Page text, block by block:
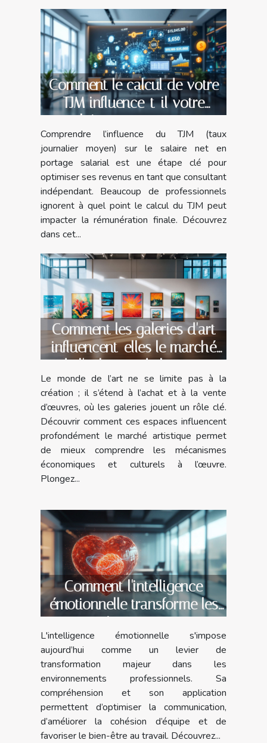
Comment le calcul de votre
TJM influence-t-il votre
salaire net en portage
salarial ?
Comprendre l’influence du TJM (taux
journalier moyen) sur le salaire net en
portage salarial est une étape clé pour
optimiser ses revenus en tant que consultant
indépendant. Beaucoup de professionnels
ignorent à quel point le calcul du TJM peut
impacter la rémunération finale. Découvrez
dans cet...
Comment les galeries d'art
influencent-elles le marché
de l'achat et de la vente
d'œuvres ?
Le monde de l’art ne se limite pas à la
création ; il s’étend à l’achat et à la vente
d’œuvres, où les galeries jouent un rôle clé.
Découvrir comment ces espaces influencent
profondément le marché artistique permet
de mieux comprendre les mécanismes
économiques et culturels à l’œuvre.
Plongez...
Comment l'intelligence
émotionnelle transforme les
environnements
professionnels
L'intelligence émotionnelle s'impose
aujourd’hui comme un levier de
transformation majeur dans les
environnements professionnels. Sa
compréhension et son application
permettent d’optimiser la communication,
d’améliorer la cohésion d’équipe et de
favoriser le bien-être au travail. Découvrez...